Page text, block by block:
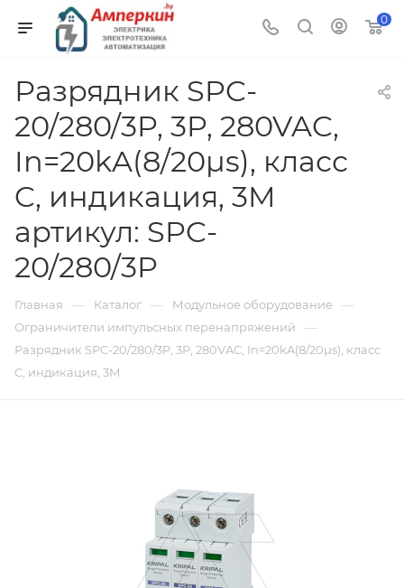
0
Разрядник SPC-
20/280/3P, 3P, 280VAC,
In=20kA(8/20µs), класс
C, индикация, 3M
артикул: SPC-
20/280/3P
Главная — Каталог — Модульное оборудование —
Ограничители импульсных перенапряжений —
Разрядник SPC-20/280/3P, 3P, 280VAC, In=20kA(8/20µs), класс
C, индикация, 3M